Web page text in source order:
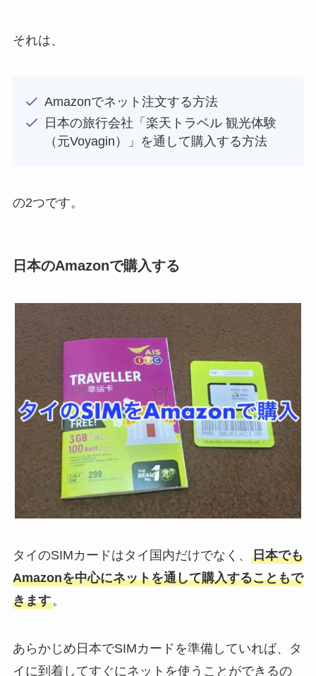
それは、
Amazonでネット注文する方法
日本の旅行会社「楽天トラベル 観光体験
（元Voyagin）」を通して購入する方法
の2つです。
日本のAmazonで購入する
タイのSIMカードはタイ国内だけでなく、 日本でも
Amazonを中心にネットを通して購入することもで
きます。
あらかじめ日本でSIMカードを準備していれば、タ
イに到着してすぐにネットを使うことができるの